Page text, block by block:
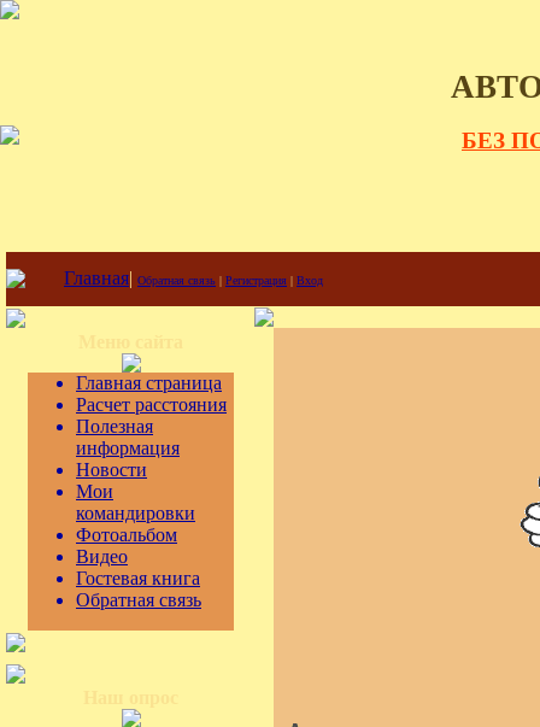
БЕЗ
Главная| Обратная связь | Регистрация | Вход
Главная страница
Расчет расстояния
Полезная
информация
Новости
Мои
командировки
Фотоальбом
Видео
Гостевая книга
Обратная связь